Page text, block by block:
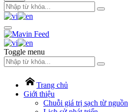
Toggle menu
Trang chủ
Giới thiệu
Chuỗi giá trị sạch từ nguồn